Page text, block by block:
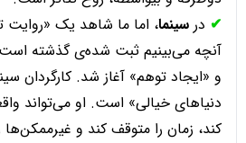
✔ در سینما، اما ما شاهد یک
آنچه می‌بینیم ثبت شده‌ی گذشته است.
و «ایجاد توهم» آغاز شد. کارگردان
دنیاهای خیالی» است. او می‌تواند
کند، زمان را متوقف کند و